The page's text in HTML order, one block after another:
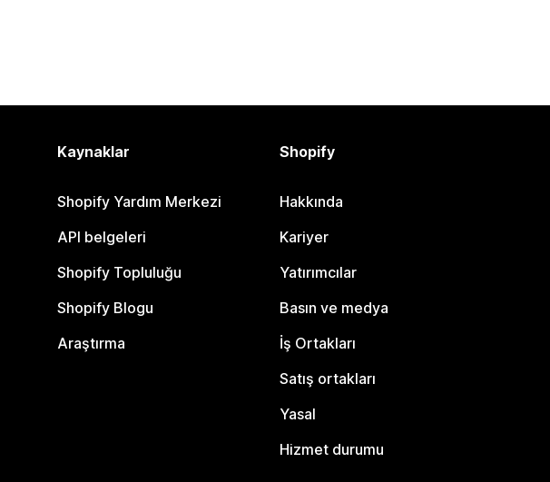
Kaynaklar
Shopify Yardım Merkezi
API belgeleri
Shopify Topluluğu
Shopify Blogu
Araştırma
Shopify
Hakkında
Kariyer
Yatırımcılar
Basın ve medya
İş Ortakları
Satış ortakları
Yasal
Hizmet durumu